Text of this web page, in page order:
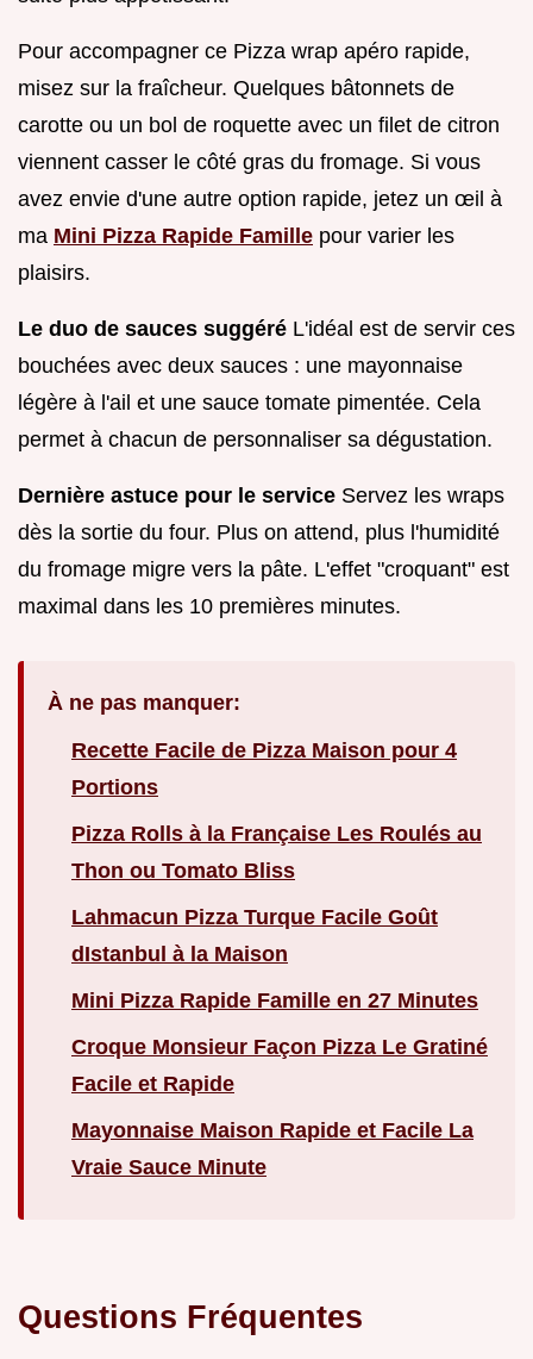
Pour accompagner ce Pizza wrap apéro rapide,
misez sur la fraîcheur. Quelques bâtonnets de
carotte ou un bol de roquette avec un filet de citron
viennent casser le côté gras du fromage. Si vous
avez envie d'une autre option rapide, jetez un œil à
ma Mini Pizza Rapide Famille pour varier les
plaisirs.
Le duo de sauces suggéré L'idéal est de servir ces
bouchées avec deux sauces : une mayonnaise
légère à l'ail et une sauce tomate pimentée. Cela
permet à chacun de personnaliser sa dégustation.
Dernière astuce pour le service Servez les wraps
dès la sortie du four. Plus on attend, plus l'humidité
du fromage migre vers la pâte. L'effet "croquant" est
maximal dans les 10 premières minutes.
À ne pas manquer:
Recette Facile de Pizza Maison pour 4
Portions
Pizza Rolls à la Française Les Roulés au
Thon ou Tomato Bliss
Lahmacun Pizza Turque Facile Goût
dIstanbul à la Maison
Mini Pizza Rapide Famille en 27 Minutes
Croque Monsieur Façon Pizza Le Gratiné
Facile et Rapide
Mayonnaise Maison Rapide et Facile La
Vraie Sauce Minute
Questions Fréquentes